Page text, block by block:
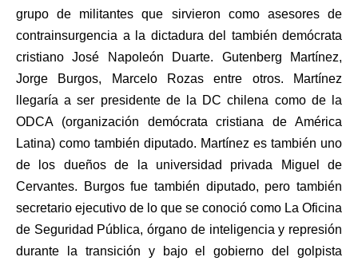
grupo de militantes que sirvieron como asesores de
contrainsurgencia a la dictadura del también demócrata
cristiano José Napoleón Duarte. Gutenberg Martínez,
Jorge Burgos, Marcelo Rozas entre otros. Martínez
llegaría a ser presidente de la DC chilena como de la
ODCA (organización demócrata cristiana de América
Latina) como también diputado. Martínez es también uno
de los dueños de la universidad privada Miguel de
Cervantes. Burgos fue también diputado, pero también
secretario ejecutivo de lo que se conoció como La Oficina
de Seguridad Pública, órgano de inteligencia y represión
durante la transición y bajo el gobierno del golpista